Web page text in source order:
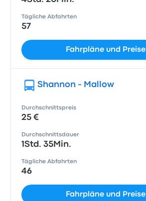
Tägliche Abfahrten
57
Fahrpläne und Preise
Shannon - Mallow
Durchschnittspreis
25 €
Durchschnittsdauer
1Std. 35Min.
Tägliche Abfahrten
46
Fahrpläne und Preise